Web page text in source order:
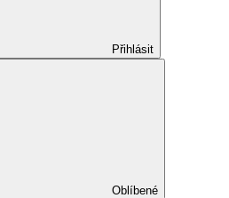
Přihlásit
Oblíbené